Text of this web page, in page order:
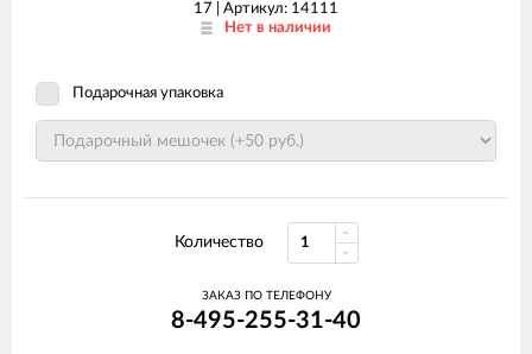
17 | Артикул: 14111
Нет в наличии
Подарочная упаковка
Количество
ЗАКАЗ ПО ТЕЛЕФОНУ
8-495-255-31-40